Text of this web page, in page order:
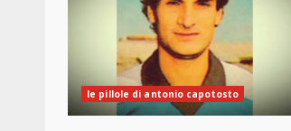
le pillole di antonio capotosto